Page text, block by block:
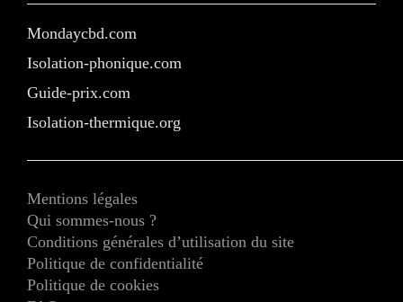
Mondaycbd.com
Isolation-phonique.com
Guide-prix.com
Isolation-thermique.org
Mentions légales
Qui sommes-nous ?
Conditions générales d’utilisation du site
Politique de confidentialité
Politique de cookies